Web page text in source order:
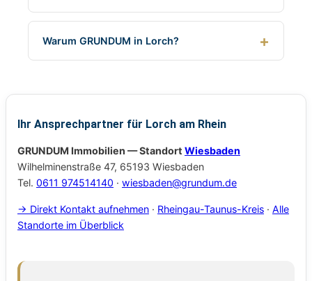
Warum GRUNDUM in Lorch?
Ihr Ansprechpartner für Lorch am Rhein
GRUNDUM Immobilien — Standort Wiesbaden
Wilhelminenstraße 47, 65193 Wiesbaden
Tel. 0611 974514140 · wiesbaden@grundum.de
→ Direkt Kontakt aufnehmen · Rheingau-Taunus-Kreis · Alle
Standorte im Überblick